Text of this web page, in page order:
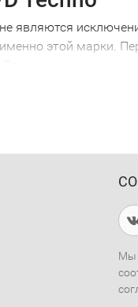
являются
этой марки.
красивое
выбирать
пульт,
Пульт
вы сможете Мы